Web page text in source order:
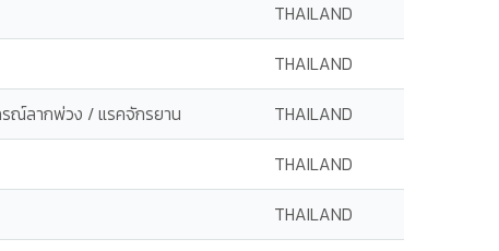
THAILAND
THAILAND
ณ์ลากพ่วง / แรคจักรยาน
THAILAND
THAILAND
THAILAND